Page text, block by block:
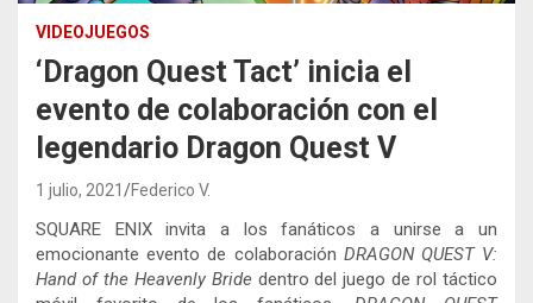
VIDEOJUEGOS
‘Dragon Quest Tact’ inicia el
evento de colaboración con el
legendario Dragon Quest V
1 julio, 2021 Federico V.
SQUARE ENIX invita a los fanáticos a unirse a un
emocionante evento de colaboración DRAGON QUEST V:
Hand of the Heavenly Bride dentro del juego de rol táctico